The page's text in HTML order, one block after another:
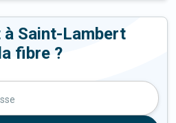
Saint-Lambert
fibre ?